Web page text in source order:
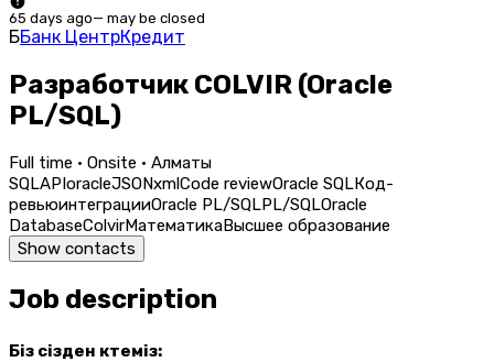
65 days ago— may be closed
ББанк ЦентрКредит
Разработчик COLVIR (Oracle
PL/SQL)
Full time · Onsite · Алматы
SQLAPIoracleJSONxmlCode reviewOracle SQLКод-
ревьюинтеграцииOracle PL/SQLPL/SQLOracle
DatabaseColvirМатематикаВысшее образование
Show contacts
Job description
Біз сізден күтеміз: